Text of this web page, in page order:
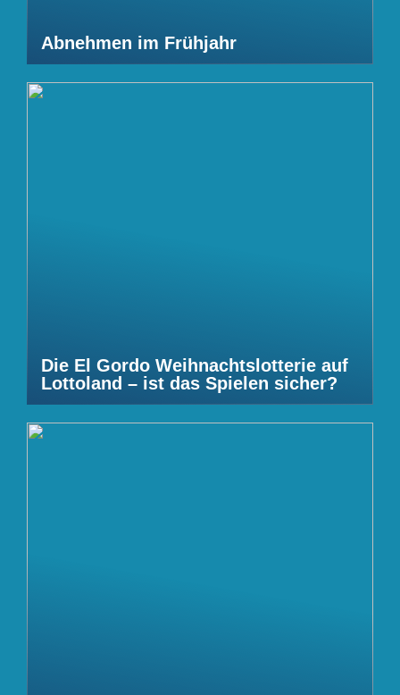
Abnehmen im Frühjahr
Die El Gordo Weihnachtslotterie auf
Lottoland – ist das Spielen sicher?